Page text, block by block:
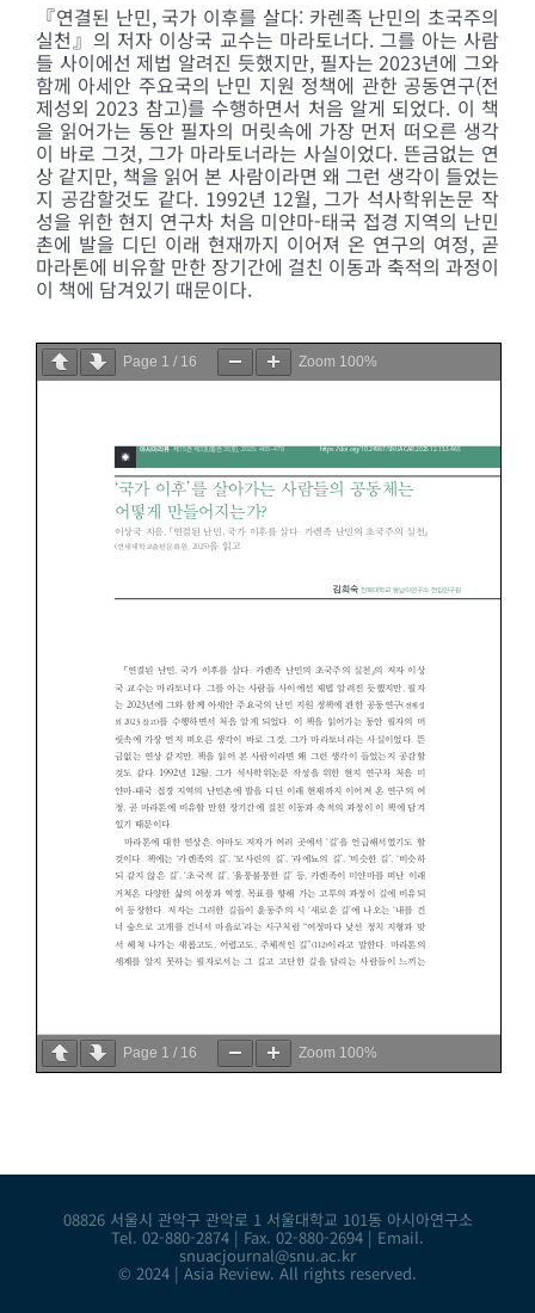
『연결된 난민, 국가 이후를 살다: 카렌족 난민의 초국주의
실천』의 저자 이상국 교수는 마라토너다. 그를 아는 사람
들 사이에선 제법 알려진 듯했지만, 필자는 2023년에 그와
함께 아세안 주요국의 난민 지원 정책에 관한 공동연구(전
제성외 2023 참고)를 수행하면서 처음 알게 되었다. 이 책
을 읽어가는 동안 필자의 머릿속에 가장 먼저 떠오른 생각
이 바로 그것, 그가 마라토너라는 사실이었다. 뜬금없는 연
상 같지만, 책을 읽어 본 사람이라면 왜 그런 생각이 들었는
지 공감할것도 같다. 1992년 12월, 그가 석사학위논문 작
성을 위한 현지 연구차 처음 미얀마-태국 접경 지역의 난민
촌에 발을 디딘 이래 현재까지 이어져 온 연구의 여정, 곧
마라톤에 비유할 만한 장기간에 걸친 이동과 축적의 과정이
이 책에 담겨있기 때문이다.
Page 1 / 16 Zoom 100%
Page 1 / 16 Zoom 100%
08826 서울시 관악구 관악로 1 서울대학교 101동 아시아연구소
Tel. 02-880-2874 | Fax. 02-880-2694 | Email.
snuacjournal@snu.ac.kr
© 2024 | Asia Review. All rights reserved.